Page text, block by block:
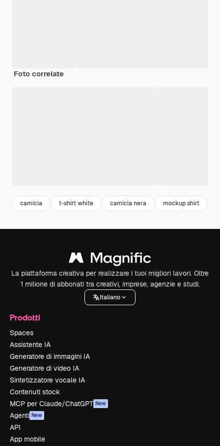
Foto correlate
camicia t-shirt white camicia nera mockup shirt
La piattaforma creativa per realizzare i tuoi migliori lavori. Oltre
1 milione di abbonati tra creativi, imprese, agenzie e studi.
Italiano
Prodotti
Spaces
Assistente IA
Generatore di immagini IA
Generatore di video IA
Sintetizzatore vocale IA
Contenuti stock
MCP per Claude/ChatGPT New
Agenti New
API
App mobile